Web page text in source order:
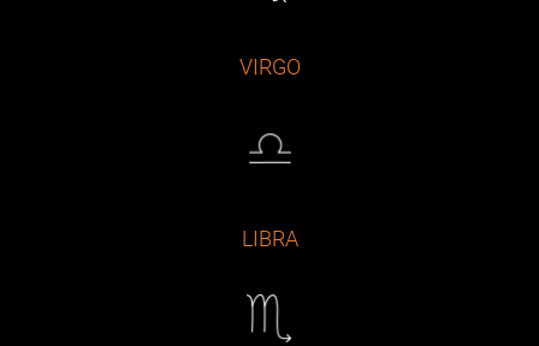
VIRGO
LIBRA